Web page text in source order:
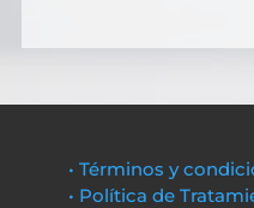
• Términos y
• Política de